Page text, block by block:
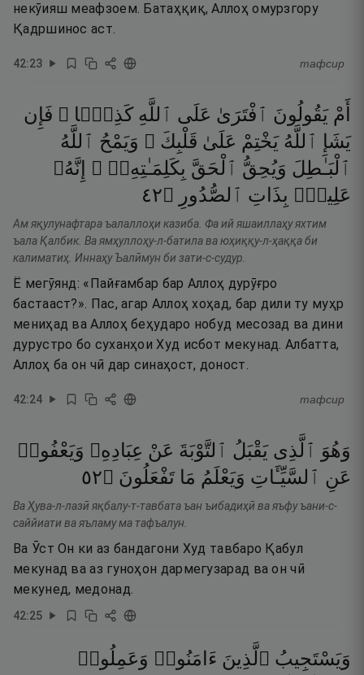
некӯияш меафзоем. Батаҳқиқ, Аллоҳ омурзгору
Қадршинос аст.
42:23 тафсир
أَمْ يَقُولُونَ ٱفْتَرَىٰ عَلَى ٱللَّهِ كَذِبًۭا ۖ فَإِن
يَشَإِ ٱللَّهُ يَخْتِمْ عَلَىٰ قَلْبِكَ ۗ وَيَمْحُ ٱللَّهُ
ٱلْبَـٰطِلَ وَيُحِقُّ ٱلْحَقَّ بِكَلِمَـٰتِهِۦٓ ۚ إِنَّهُۥ
عَلِيمٌۢ بِذَاتِ ٱلصُّدُورِ ۝٢٤
Ам яқулунафтара ъалаллоҳи казиба. Фа ий яшаиллаҳу яхтим
ъала Қалбик. Ва ямҳуллоҳу-л-батила ва юҳиққу-л-ҳаққа би
калиматиҳ. Иннаҳу Ъалӣмун би зати-с-судур.
Ё мегӯянд: «Пайғамбар бар Аллоҳ дурӯғро
бастааст?». Пас, агар Аллоҳ хоҳад, бар дили ту муҳр
мениҳад ва Аллоҳ беҳударо нобуд месозад ва дини
дурустро бо суханҳои Худ исбот мекунад. Албатта,
Аллоҳ ба он чӣ дар синаҳост, доност.
42:24 тафсир
وَهُوَ ٱلَّذِى يَقْبَلُ ٱلتَّوْبَةَ عَنْ عِبَادِهِۦ وَيَعْفُوا۟
عَنِ ٱلسَّيِّـَٔاتِ وَيَعْلَمُ مَا تَفْعَلُونَ ۝٢٥
Ва Ҳува-л-лазӣ яқбалу-т-тавбата ъан ъибадиҳӣ ва яъфу ъани-с-
саййиати ва яъламу ма тафъалун.
Ва Ӯст Он ки аз бандагони Худ тавбаро Қабул
мекунад ва аз гуноҳон дармегузарад ва он чӣ
мекунед, медонад.
42:25
وَيَسْتَجِيبُ ٱلَّذِينَ ءَامَنُوا۟ وَعَمِلُوا۟